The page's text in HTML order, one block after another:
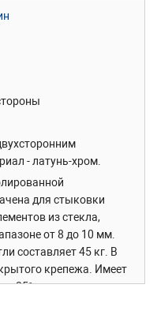
- латунь-хром.
для стыковки
из стекла,
от 8 до 10 мм.
составляет 45 кг. В
крепежа. Имеет
25° градусов.